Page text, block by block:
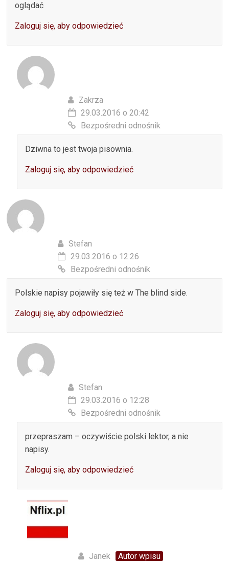
oglądać
Zaloguj się, aby odpowiedzieć
Zakrza
29.03.2016 o 20:42
Bezpośredni odnośnik
Dziwna to jest twoja pisownia.
Zaloguj się, aby odpowiedzieć
Stefan
29.03.2016 o 12:26
Bezpośredni odnośnik
Polskie napisy pojawiły się też w The blind side.
Zaloguj się, aby odpowiedzieć
Stefan
29.03.2016 o 12:28
Bezpośredni odnośnik
przepraszam – oczywiście polski lektor, a nie
napisy.
Zaloguj się, aby odpowiedzieć
Janek
Autor wpisu